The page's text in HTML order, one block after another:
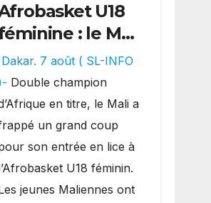
U18
: le Mali
réalise un
festival
et
une
défaite
Bénin.
Dakar. 7 août ( SL-INFO
Double champion
en titre, le Mali a
un grand coup
son entrée en lice à
U18 féminin.
jeunes Maliennes ont